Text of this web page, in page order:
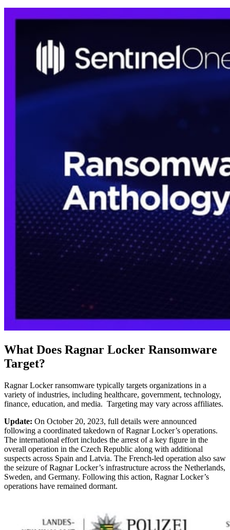
What Does Ragnar Locker Ransomware
Target?
Ragnar Locker ransomware typically targets organizations in a
variety of industries, including healthcare, government, technology,
finance, education, and media. Targeting may vary across affiliates.
Update: On October 20, 2023, full details were announced
following a coordinated takedown of Ragnar Locker’s operations.
The international effort includes the arrest of a key figure in the
overall operation in the Czech Republic along with additional
suspects across Spain and Latvia. The French-led operation also saw
the seizure of Ragnar Locker’s infrastructure across the Netherlands,
Sweden, and Germany. Following this action, Ragnar Locker’s
operations have remained dormant.